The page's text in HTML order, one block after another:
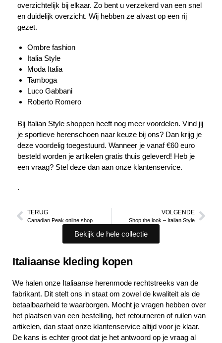
overzichtelijk bij elkaar. Zo bent u verzekerd van een snel
en duidelijk overzicht. Wij hebben ze alvast op een rij
gezet.
Ombre fashion
Italia Style
Moda Italia
Tamboga
Luco Gabbani
Roberto Romero
Bij Italian Style shoppen heeft nog meer voordelen. Vind jij
je sportieve herenschoen naar keuze bij ons? Dan krijg je
deze voordelig toegestuurd. Wanneer je vanaf €60 euro
besteld worden je artikelen gratis thuis geleverd! Heb je
een vraag? Stel deze dan aan onze klantenservice.
.
TERUG
Canadian Peak online shop
VOLGENDE
Shop the look – Italian Style
Bekijk de hele collectie
Italiaanse kleding kopen
We halen onze Italiaanse herenmode rechtstreeks van de
fabrikant. Dit stelt ons in staat om zowel de kwaliteit als de
betaalbaarheid te waarborgen. Mocht je vragen hebben over
het plaatsen van een bestelling, het retourneren of ruilen van
artikelen, dan staat onze klantenservice altijd voor je klaar.
De kans is echter groot dat je het antwoord op je vraag al